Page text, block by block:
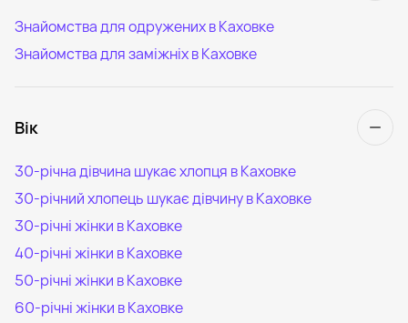
Знайомства для одружених в Каховке
Знайомства для заміжніх в Каховке
Вік
30-річна дівчина шукає хлопця в Каховке
30-річний хлопець шукає дівчину в Каховке
30-річні жінки в Каховке
40-річні жінки в Каховке
50-річні жінки в Каховке
60-річні жінки в Каховке